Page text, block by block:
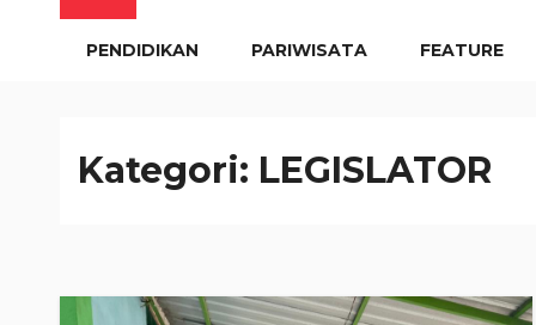
PENDIDIKAN PARIWISATA FEATURE
Kategori: LEGISLATOR